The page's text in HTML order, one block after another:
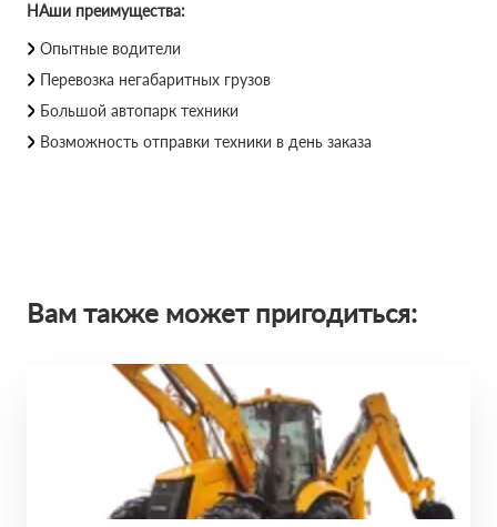
НАши преимущества:
Опытные водители
Перевозка негабаритных грузов
Большой автопарк техники
Возможность отправки техники в день заказа
Вам также может пригодиться: